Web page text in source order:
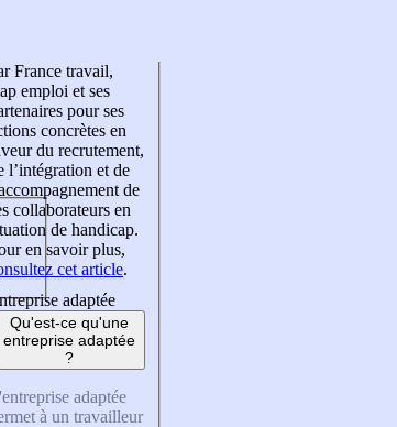
France travail,
emploi et ses
pour ses
concrètes en
du recrutement,
l’intégration et de
de
collaborateurs en
de handicap.
en savoir plus,
cet article.
adaptée
Qu'est-ce qu'une
entreprise adaptée
?
adaptée
à un travailleur